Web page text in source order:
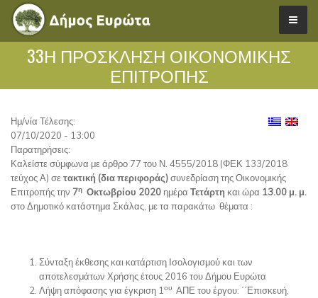
33Η ΠΡΟΣΚΛΗΣΗ ΟΙΚΟΝΟΜΙΚΗΣ
ΕΠΙΤΡΟΠΗΣ
Ημ/νία Τέλεσης:
07/10/2020 - 13:00
Παρατηρήσεις:
Καλείστε σύμφωνα με άρθρο 77 του Ν. 4555/2018 (ΦΕΚ 133/2018
τεύχος Α) σετακτική (δια περιφοράς)συνεδρίαση της Οικονομικής
Επιτροπής την 7η Οκτωβρίου 2020ημέρα Τετάρτη και ώρα 13.00 μ. μ.
στο Δημοτικό κατάστημα Σκάλας, με τα παρακάτω θέματα :
Σύνταξη έκθεσης και κατάρτιση Ισολογισμού και των
αποτελεσμάτων Χρήσης έτους 2016 του Δήμου Ευρώτα
Λήψη απόφασης για έγκριση 1 ου ΑΠΕ του έργου: ΄΄Επισκευή,